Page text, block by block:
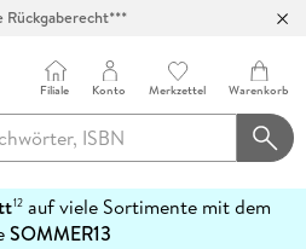
Rückgaberecht***
Filiale Konto Merkzettel Warenkorb
12auf viele Sortimente mit dem
SOMMER13